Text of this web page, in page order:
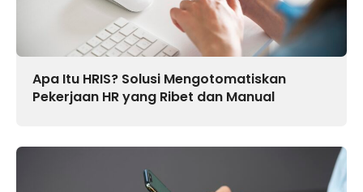
Apa Itu HRIS? Solusi Mengotomatiskan
Pekerjaan HR yang Ribet dan Manual